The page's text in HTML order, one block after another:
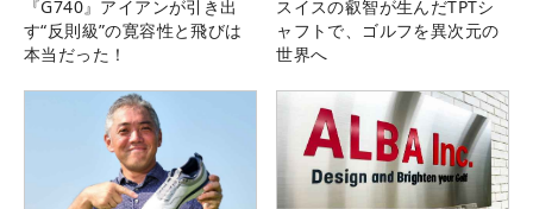
『G740』アイアンが引き出
す“反則級”の寛容性と飛びは
本当だった！
スイスの叡智が生んだTPTシ
ャフトで、ゴルフを異次元の
世界へ